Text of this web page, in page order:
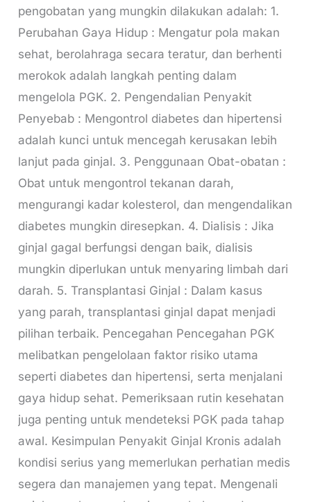
pengobatan yang mungkin dilakukan adalah: 1.
Perubahan Gaya Hidup : Mengatur pola makan
sehat, berolahraga secara teratur, dan berhenti
merokok adalah langkah penting dalam
mengelola PGK. 2. Pengendalian Penyakit
Penyebab : Mengontrol diabetes dan hipertensi
adalah kunci untuk mencegah kerusakan lebih
lanjut pada ginjal. 3. Penggunaan Obat-obatan :
Obat untuk mengontrol tekanan darah,
mengurangi kadar kolesterol, dan mengendalikan
diabetes mungkin diresepkan. 4. Dialisis : Jika
ginjal gagal berfungsi dengan baik, dialisis
mungkin diperlukan untuk menyaring limbah dari
darah. 5. Transplantasi Ginjal : Dalam kasus
yang parah, transplantasi ginjal dapat menjadi
pilihan terbaik. Pencegahan Pencegahan PGK
melibatkan pengelolaan faktor risiko utama
seperti diabetes dan hipertensi, serta menjalani
gaya hidup sehat. Pemeriksaan rutin kesehatan
juga penting untuk mendeteksi PGK pada tahap
awal. Kesimpulan Penyakit Ginjal Kronis adalah
kondisi serius yang memerlukan perhatian medis
segera dan manajemen yang tepat. Mengenali